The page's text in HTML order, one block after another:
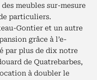
meubles sur-mesure
particuliers.
Gontier et un autre
grâce à l’e-
par plus de dix notre
de Quatrebarbes,
à doubler le